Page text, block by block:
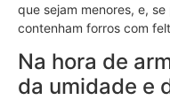
que sejam menores, e,
contenham forros com
Na hora de
da umidade e